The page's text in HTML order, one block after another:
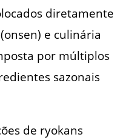
diretamente
e culinária
por múltiplos
sazonais
de ryokans